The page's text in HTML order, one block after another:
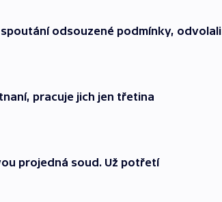
odsouzené podmínky, odvolali
pracuje jich jen třetina
projedná soud. Už potřetí